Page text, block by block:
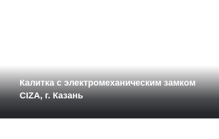
Калитка с электромеханическим замком
CIZA, г. Казань